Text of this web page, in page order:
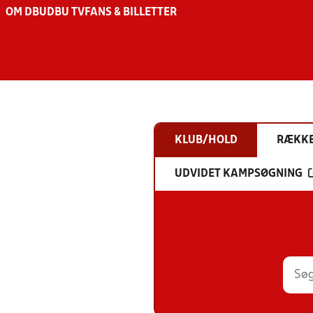
OM DBU DBU TV FANS & BILLETTER
KLUB/HOLD
UDVIDET KAMPSØGNING